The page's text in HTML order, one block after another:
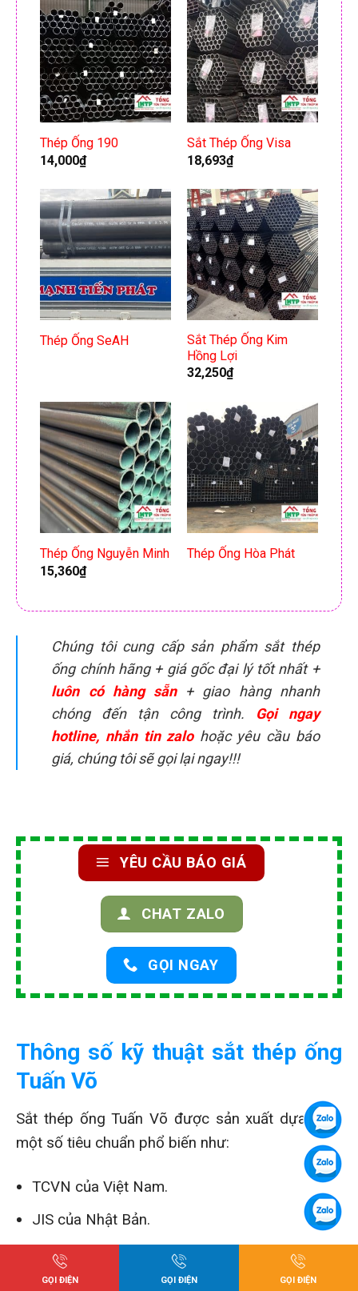
Thép Ống 190
14,000₫
Sắt Thép Ống Visa
18,693₫
Thép Ống SeAH
Sắt Thép Ống Kim
Hồng Lợi
32,250₫
Thép Ống Nguyễn Minh
15,360₫
Thép Ống Hòa Phát
Chúng tôi cung cấp sản phẩm sắt thép
ống chính hãng + giá gốc đại lý tốt nhất +
luôn có hàng sẵn+ giao hàng nhanh
chóng đến tận công trình.
Gọi ngay
hotline, nhắn tin zalohoặc yêu cầu báo
giá, chúng tôi sẽ gọi lại ngay!!!
YÊU CẦU BÁO GIÁ
CHAT ZALO
GỌI NGAY
Thông số kỹ thuật sắt thép ống
Tuấn Võ
Sắt thép ống Tuấn Võ được sản xuất dựa theo
một số tiêu chuẩn phổ biến như:
TCVN của Việt Nam.
JIS của Nhật Bản.
ASTM của Mỹ.
GỌI ĐIỆN GỌI ĐIỆN GỌI ĐIỆN